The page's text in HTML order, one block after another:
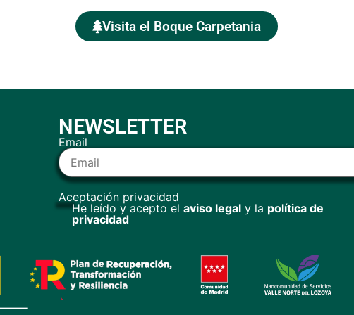
Visita el Boque Carpetania
NEWSLETTER
Email
Aceptación privacidad
He leído y acepto el aviso legaly la política de
privacidad